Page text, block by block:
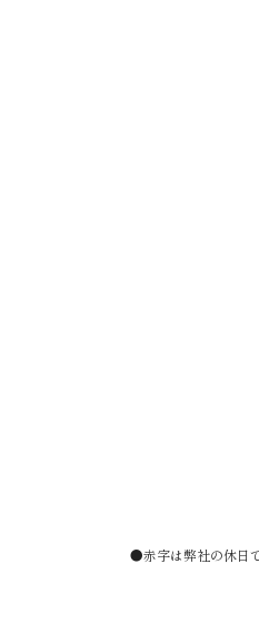
●赤字は弊社の休日